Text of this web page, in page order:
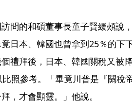
問的和碩董事長童子賢緩頰說，
日本、韓國也曾拿到25％的下下
禮拜後，日本、韓國關稅又被降
照參考。「畢竟川普是『關稅帝
，才會顯靈。」他說。